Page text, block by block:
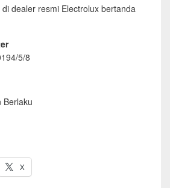
dealer resmi Electrolux bertanda
5/8
Berlaku
X